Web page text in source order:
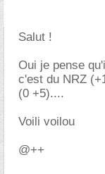
Salut !
Oui je pense
c'est du NRZ
(0 +5)....
Voili voilou
@++